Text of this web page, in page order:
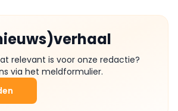
relevant is voor onze redactie?
via het meldformulier.